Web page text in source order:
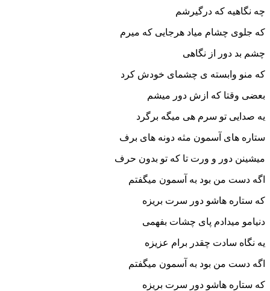
چه نگاهیه که درگیرشم
که جلوی چشام میاد هرجایی که میرم
چشم بد دور از نگاهی
که منو وابسته ی چشمای خودش کرد
بعضی وقتا که ازش دور میشم
یه صدایی تو سرم هی میگه برگرد
ستاره های آسمون مثه دونه های برف
میشینن دور و ورت تا که تو بدون حرف
اگه دست من بود به آسمون میگفتم
که ستاره هاشو دور سرت بریزه
دنیامو میدادم پای چشات بفهمی
یه نگاه سادت چقدر برام عزیزه
اگه دست من بود به آسمون میگفتم
که ستاره هاشو دور سرت بریزه